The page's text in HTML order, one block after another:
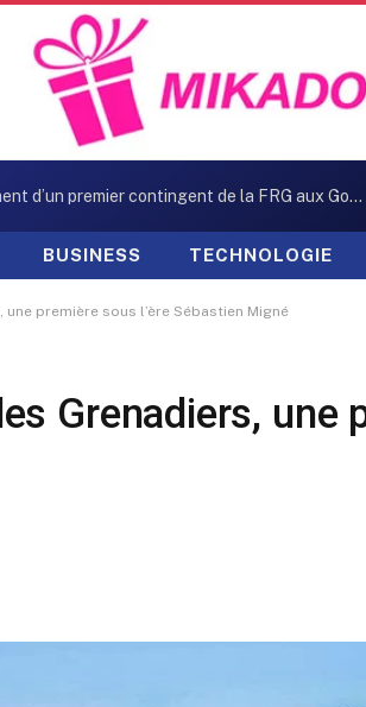
Artibonite : déploiement d’un premier contingent de la FRG aux Gonaïves, l’espoir renaît
BUSINESS TECHNOLOGIE
première sous l’ère Sébastien Migné
Grenadiers, une